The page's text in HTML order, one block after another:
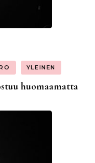
YLEINEN
huomaamatta